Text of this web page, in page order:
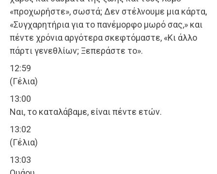
«προχωρήστε», σωστά; Δεν στέλνουμε μια κάρτα,
«Συγχαρητήρια για το πανέμορφο μωρό σας,» και
πέντε χρόνια αργότερα σκεφτόμαστε, «Κι άλλο
πάρτι γενεθλίων; Ξεπεράστε το».
12:59
(Γέλια)
13:00
Ναι, το καταλάβαμε, είναι πέντε ετών.
13:02
(Γέλια)
13:03